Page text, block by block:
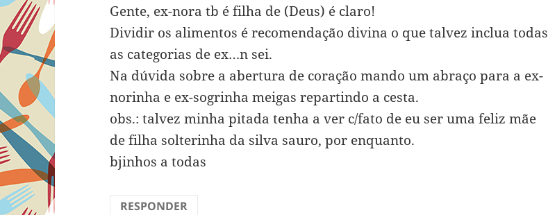
Gente, ex-nora tb é filha de (Deus) é claro!
Dividir os alimentos é recomendação divina o que talvez inclua todas
as categorias de ex…n sei.
Na dúvida sobre a abertura de coração mando um abraço para a ex-
norinha e ex-sogrinha meigas repartindo a cesta.
obs.: talvez minha pitada tenha a ver c/fato de eu ser uma feliz mãe
de filha solterinha da silva sauro, por enquanto.
bjinhos a todas
RESPONDER